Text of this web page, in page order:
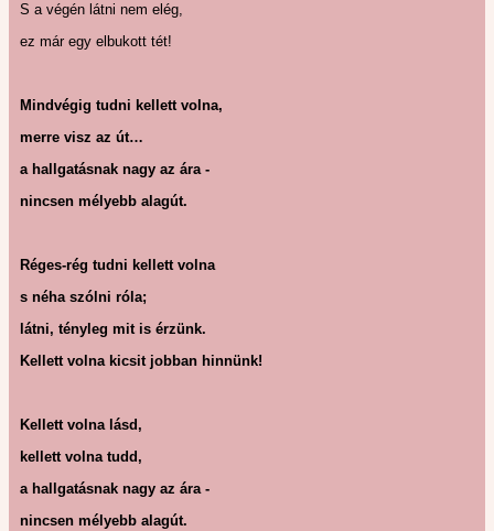
S a végén látni nem elég,
ez már egy elbukott tét!
Mindvégig tudni kellett volna,
merre visz az út…
a hallgatásnak nagy az ára -
nincsen mélyebb alagút.
Réges-rég tudni kellett volna
s néha szólni róla;
látni, tényleg mit is érzünk.
Kellett volna kicsit jobban hinnünk!
Kellett volna lásd,
kellett volna tudd,
a hallgatásnak nagy az ára -
nincsen mélyebb alagút.